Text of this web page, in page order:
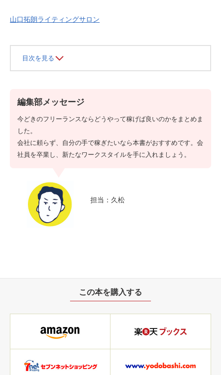
山口拓朗ライティングサロン
目次を見る
編集部メッセージ
今どきのフリーランスならどうやって稼げば良いのかをまとめま
した。
会社に頼らず、自分の手で稼ぎたいなら本書がおすすめです。会
社員を卒業し、新たなワークスタイルを手に入れましょう。
担当：久松
この本を購入する